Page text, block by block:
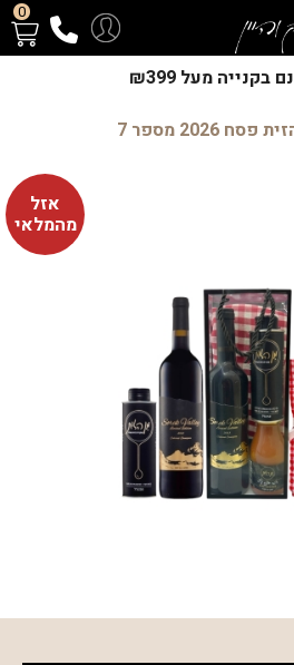
0
מעל ₪399
מספר 7
אזל
מהמלאי